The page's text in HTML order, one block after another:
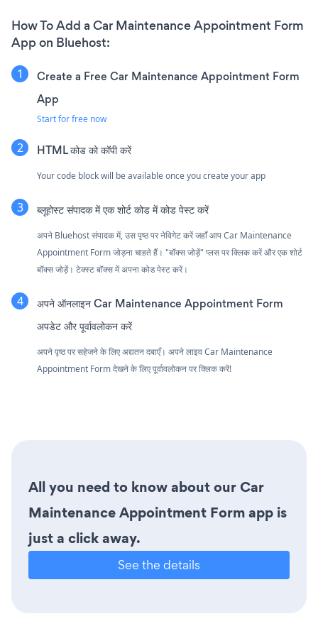
How To Add a Car Maintenance Appointment Form
App on Bluehost:
Create a Free Car Maintenance Appointment Form
App
Start for free now
HTML कोड को कॉपी करें
Your code block will be available once you create your app
ब्लूहोस्ट संपादक में एक शोर्ट कोड में कोड पेस्ट करें
अपने Bluehost संपादक में, उस पृष्ठ पर नेविगेट करें जहाँ आप Car Maintenance
Appointment Form जोड़ना चाहते हैं। "बॉक्स जोड़ें" प्लस पर क्लिक करें और एक शोर्ट
बॉक्स जोड़ें। टेक्स्ट बॉक्स में अपना कोड पेस्ट करें।
अपने ऑनलाइन Car Maintenance Appointment Form
अपडेट और पूर्वावलोकन करें
अपने पृष्ठ पर सहेजने के लिए अद्यतन दबाएँ। अपने लाइव Car Maintenance
Appointment Form देखने के लिए पूर्वावलोकन पर क्लिक करें!
All you need to know about our Car
Maintenance Appointment Form app is
just a click away.
See the details